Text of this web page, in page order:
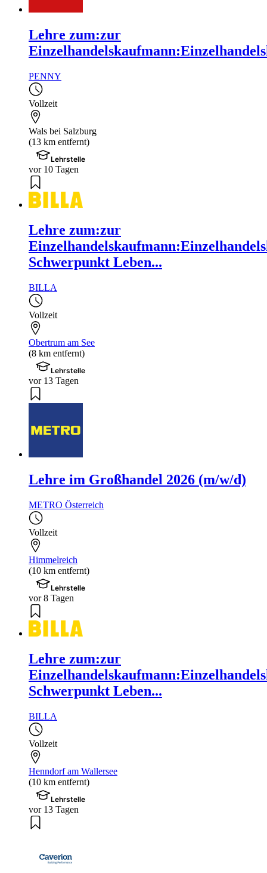
Lehre zum:zur
PENNY
Vollzeit
Wals bei Salzburg
(13 km entfernt)
Lehrstelle
vor 10 Tagen
Lehre zum:zur
Schwerpunkt Leben...
BILLA
Vollzeit
Obertrum am See
(8 km entfernt)
Lehrstelle
vor 13 Tagen
Lehre im Großhandel 2026 (m/w/d)
METRO Österreich
Vollzeit
Himmelreich
(10 km entfernt)
Lehrstelle
vor 8 Tagen
Lehre zum:zur
Schwerpunkt Leben...
BILLA
Vollzeit
Henndorf am Wallersee
(10 km entfernt)
Lehrstelle
vor 13 Tagen